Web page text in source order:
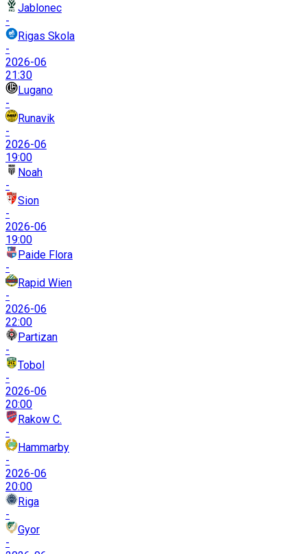
Jablonec
-
Rigas Skola
-
2026-06
21:30
Lugano
-
Runavik
-
2026-06
19:00
Noah
-
Sion
-
2026-06
19:00
Paide Flora
-
Rapid Wien
-
2026-06
22:00
Partizan
-
Tobol
-
2026-06
20:00
Rakow C.
-
Hammarby
-
2026-06
20:00
Riga
-
Gyor
-